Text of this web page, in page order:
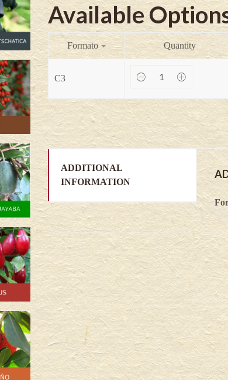
Available
Formato Quantity
C3
Mandam
alnifolia
quantity
ADDITIONAL
INFORMATION